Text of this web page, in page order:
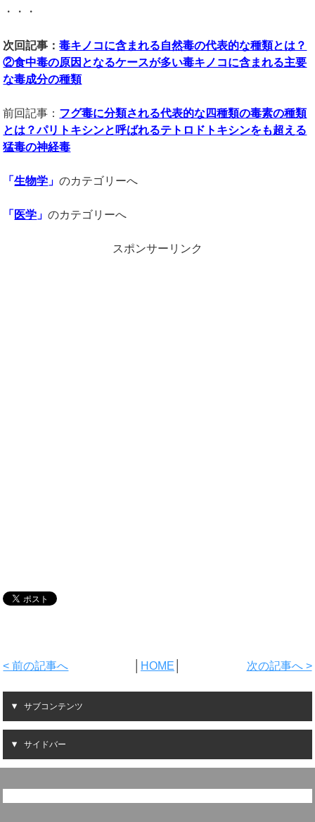
・・・
次回記事：毒キノコに含まれる自然毒の代表的な種類とは？
②食中毒の原因となるケースが多い毒キノコに含まれる主要
な毒成分の種類
前回記事： フグ毒に分類される代表的な四種類の毒素の種類
とは？パリトキシンと呼ばれるテトロドトキシンをも超える
猛毒の神経毒
「生物学 」のカテゴリーへ
「 医学 」のカテゴリーへ
スポンサーリンク
< 前の記事へ HOME 次の記事へ >
サブコンテンツ
サイドバー